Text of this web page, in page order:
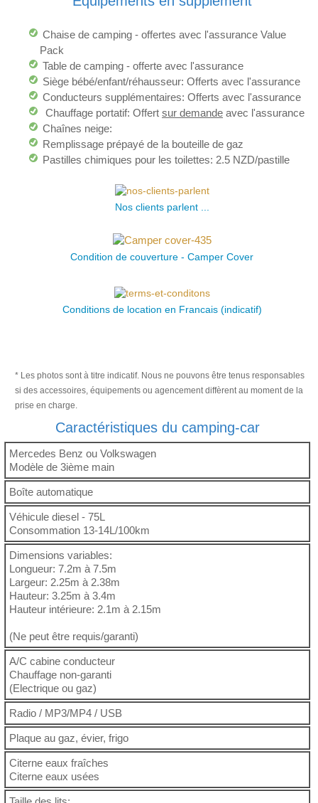
Chaise de camping - offertes avec l'assurance Value
Pack
Table de camping - offerte avec l'assurance
Siège bébé/enfant/réhausseur: Offerts avec l'assurance
Conducteurs supplémentaires: Offerts avec l'assurance
Chauffage portatif: Offert sur demande avec l'assurance
Chaînes neige:
Remplissage prépayé de la bouteille de gaz
Pastilles chimiques pour les toilettes: 2.5 NZD/pastille
Nos clients parlent ...
Condition de couverture - Camper Cover
Conditions de location en Francais (indicatif)
* Les photos sont à titre indicatif. Nous ne pouvons être tenus responsables
si des accessoires, équipements ou agencement diffèrent au moment de la
prise en charge.
Caractéristiques du camping-car
Mercedes Benz ou Volkswagen
Modèle de 3ième main
Boîte automatique
Véhicule diesel - 75L
Consommation 13-14L/100km
Dimensions variables:
Longueur: 7.2m à 7.5m
Largeur: 2.25m à 2.38m
Hauteur: 3.25m à 3.4m
Hauteur intérieure: 2.1m à 2.15m
(Ne peut être requis/garanti)
A/C cabine conducteur
Chauffage non-garanti
(Electrique ou gaz)
Radio / MP3/MP4 / USB
Plaque au gaz, évier, frigo
Citerne eaux fraîches
Citerne eaux usées